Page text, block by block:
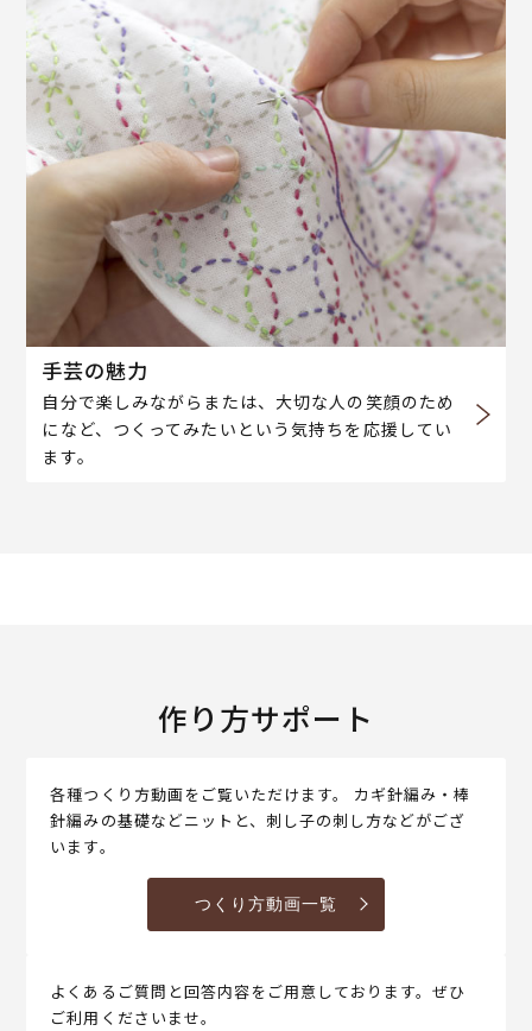
手芸の魅力
自分で楽しみながらまたは、大切な人の笑顔のため
になど、つくってみたいという気持ちを応援してい
ます。
作り方サポート
各種つくり方動画をご覧いただけます。 カギ針編み・棒
針編みの基礎などニットと、刺し子の刺し方などがござ
います。
つくり方動画一覧
よくあるご質問と回答内容をご用意しております。ぜひ
ご利用くださいませ。